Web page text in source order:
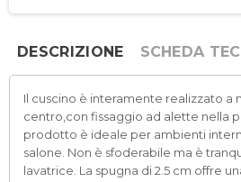
DESCRIZIONE SCHEDA
Il cuscino è interamente realizzato a
centro,con fissaggio ad alette nella
prodotto è ideale per ambienti
salone. Non è sfoderabile ma è
lavatrice. La spugna di 2.5 cm offre